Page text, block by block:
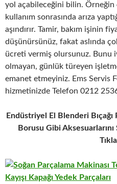
yol açabileceğini bilin. Örneğin
kullanım sonrasında arıza
aşındırır. Tamir, bakım işinin
düşünürsünüz, fakat aslında
ücreti vermiş olursunuz. Bunu
olmayan, günlük türeyen
emanet etmeyiniz. Ems Servis
hizmetinizde Telefon 0212
Endüstriyel El Blenderi Bıçağı
Borusu Gibi